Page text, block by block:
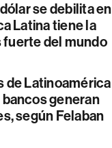
se debilita en
Latina tiene la
fuerte del mundo
de Latinoamérica
generan
según Felaban